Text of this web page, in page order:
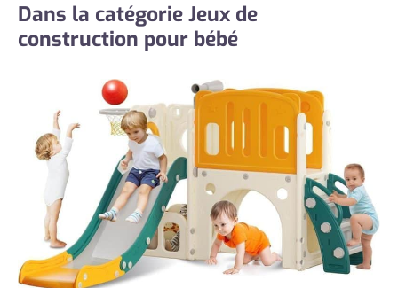
Dans la catégorie Jeux de
construction pour bébé